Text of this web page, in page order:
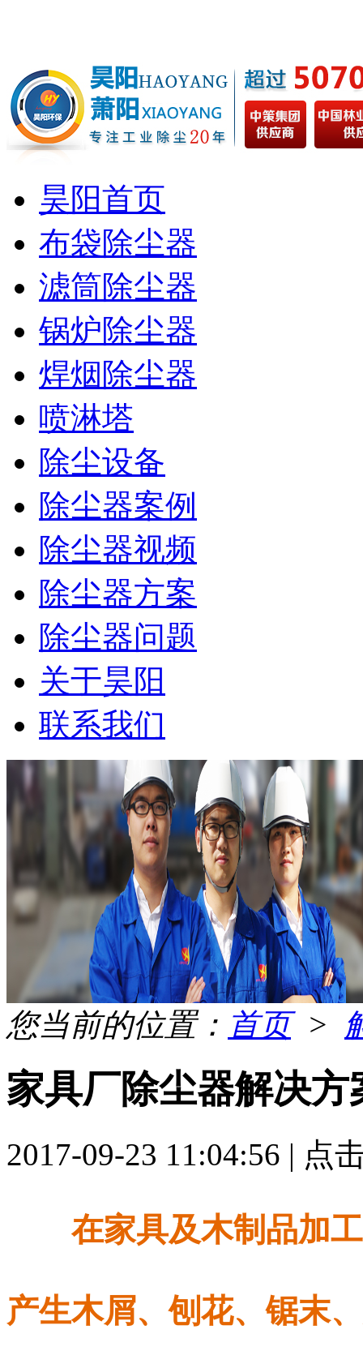
昊阳首页
布袋除尘器
滤筒除尘器
锅炉除尘器
焊烟除尘器
喷淋塔
除尘设备
除尘器案例
除尘器视频
除尘器方案
除尘器问题
关于昊阳
联系我们
您当前的位置： 首页>
家具厂除尘器解决方
2017-09-23 11:04:56 | 点
在家具及木制品加
产生木屑、刨花、锯末